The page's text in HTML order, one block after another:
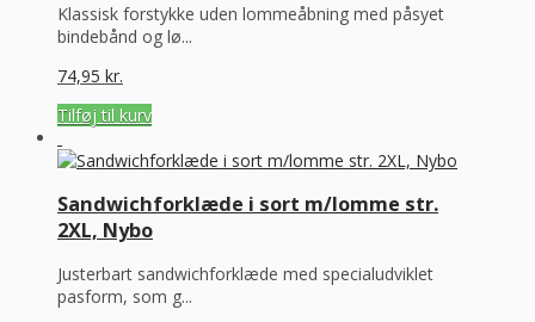
Klassisk forstykke uden lommeåbning med påsyet
bindebånd og lø...
74,95 kr.
Tilføj til kurv
Sandwichforklæde i sort m/lomme str.
2XL, Nybo
Justerbart sandwichforklæde med specialudviklet
pasform, som g...